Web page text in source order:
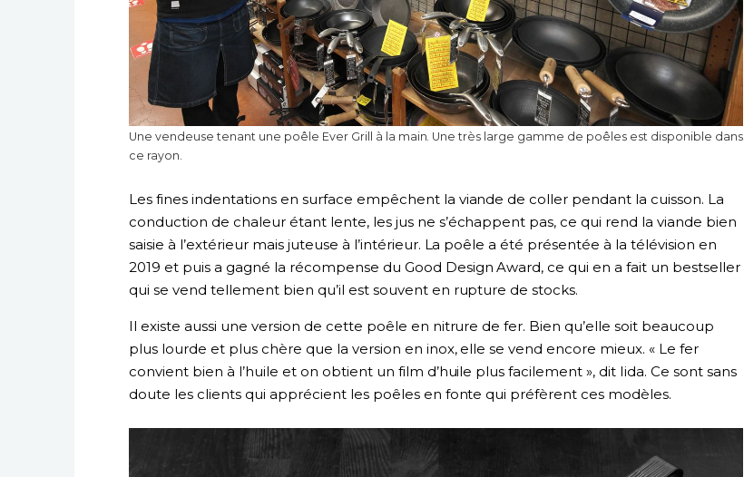
Une vendeuse tenant une poêle Ever Grill à la main. Une très large gamme de poêles est disponible dans
ce rayon.
Les fines indentations en surface empêchent la viande de coller pendant la cuisson. La
conduction de chaleur étant lente, les jus ne s’échappent pas, ce qui rend la viande bien
saisie à l’extérieur mais juteuse à l’intérieur. La poêle a été présentée à la télévision en
2019 et puis a gagné la récompense du Good Design Award, ce qui en a fait un bestseller
qui se vend tellement bien qu’il est souvent en rupture de stocks.
Il existe aussi une version de cette poêle en nitrure de fer. Bien qu’elle soit beaucoup
plus lourde et plus chère que la version en inox, elle se vend encore mieux. « Le fer
convient bien à l’huile et on obtient un film d’huile plus facilement », dit Iida. Ce sont sans
doute les clients qui apprécient les poêles en fonte qui préfèrent ces modèles.